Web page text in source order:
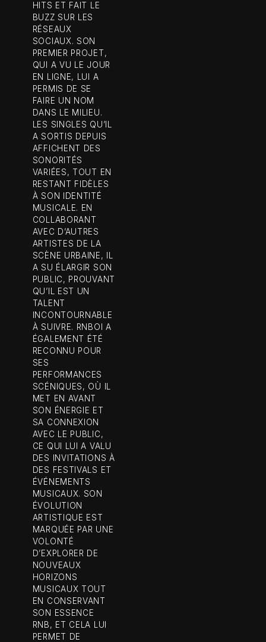
HITS ET FAIT LE
BUZZ SUR LES
RÉSEAUX
SOCIAUX. SON
PREMIER PROJET,
QUI A VU LE JOUR
EN LIGNE, LUI A
PERMIS DE SE
FAIRE UN NOM
DANS LE MILIEU.
LES SINGLES QU’IL
A SORTIS DEPUIS
AFFICHENT DES
SONORITÉS
VARIÉES, TOUT EN
RESTANT FIDÈLES
À SON IDENTITÉ
MUSICALE. EN
COLLABORANT
AVEC D’AUTRES
ARTISTES DE LA
SCÈNE URBAINE, IL
A SU ÉLARGIR SON
PUBLIC, PROUVANT
QU’IL EST UN
TALENT
INCONTOURNABLE
À SUIVRE. RNBOI A
ÉGALEMENT ÉTÉ
RECONNU POUR
SES
PERFORMANCES
SCÉNIQUES, OÙ IL
MET EN AVANT
SON ÉNERGIE ET
SA CONNEXION
AVEC LE PUBLIC,
CE QUI LUI A VALU
DES INVITATIONS À
DES FESTIVALS ET
ÉVÉNEMENTS
MUSICAUX. SON
ÉVOLUTION
ARTISTIQUE EST
MARQUÉE PAR UNE
VOLONTÉ
D’EXPLORER DE
NOUVEAUX
HORIZONS
MUSICAUX TOUT
EN CONSERVANT
SON ESSENCE
RNB, ET CELA LUI
PERMET DE